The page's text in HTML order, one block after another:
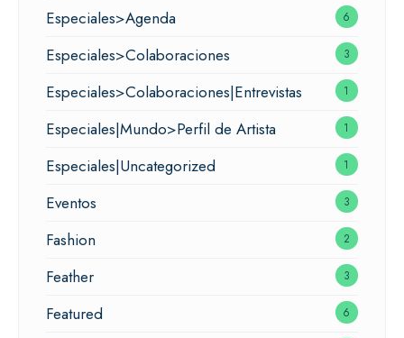
Especiales>Agenda 6
Especiales>Colaboraciones 3
Especiales>Colaboraciones|Entrevistas 1
Especiales|Mundo>Perfil de Artista 1
Especiales|Uncategorized 1
Eventos 3
Fashion 2
Feather 3
Featured 6